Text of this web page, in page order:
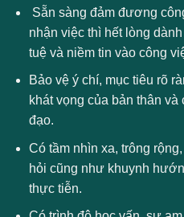
Sẵn sàng đảm đương
nhận việc thì hết lòng
tuệ và niềm tin vào công
Bảo vệ ý chí, mục tiêu rõ
khát vọng của bản thân
đạo.
Có tầm nhìn xa, trông
hỏi cũng như khuynh
thực tiễn.